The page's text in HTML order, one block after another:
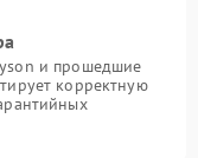
и прошедшие
корректную